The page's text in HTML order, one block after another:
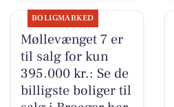
BOLIGMARKED
Møllevænget 7 er
til salg for kun
395.000 kr.: Se de
billigste boliger til